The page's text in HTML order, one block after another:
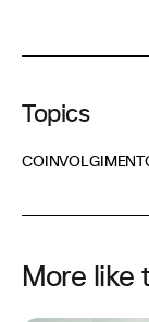
Topics
More like